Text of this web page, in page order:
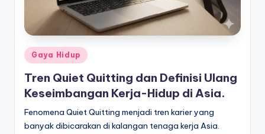
Posted
in
Gaya Hidup
Tren Quiet Quitting dan Definisi Ulang
Keseimbangan Kerja-Hidup di Asia.
Fenomena Quiet Quitting menjadi tren karier yang
banyak dibicarakan di kalangan tenaga kerja Asia.